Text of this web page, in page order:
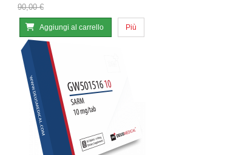
90,00 €
Aggiungi al carrello Più